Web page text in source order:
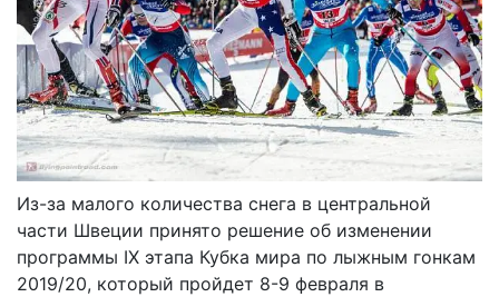
Из-за малого количества снега в центральной
части Швеции принято решение об изменении
программы IX этапа Кубка мира по лыжным гонкам
2019/20, который пройдет 8-9 февраля в